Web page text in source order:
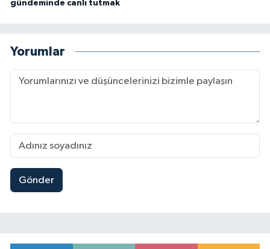
gündeminde canlı tutmak
Yorumlar
Gönder